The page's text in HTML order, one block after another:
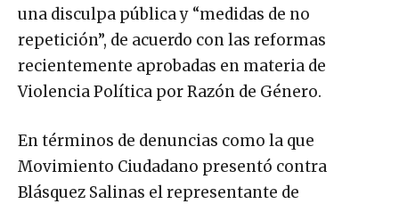
una disculpa pública y “medidas de no
repetición”, de acuerdo con las reformas
recientemente aprobadas en materia de
Violencia Política por Razón de Género.
En términos de denuncias como la que
Movimiento Ciudadano presentó contra
Blásquez Salinas el representante de